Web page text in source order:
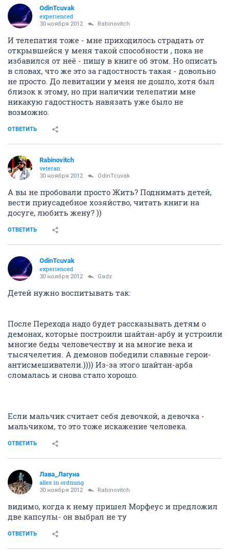
OdinTcuvak
experienced
30 ноября 2012 Rabinovitch
И телепатия тоже - мне приходилось страдать от
открывшейся у меня такой способности , пока не
избавился от неё - пишу в книге об этом. Но описать
в словах, что же это за гадостность такая - довольно
не просто. До левитации у меня не дошло, хотя был
близок к этому, но при наличии телепатии мне
никакую гадостность навязать уже было не
возможно.
ОТВЕТИТЬ
Rabinovitch
veteran
30 ноября 2012 OdinTcuvak
А вы не пробовали просто Жить? Поднимать детей,
вести приусадебное хозяйство, читать книги на
досуге, любить жену? ))
ОТВЕТИТЬ
OdinTcuvak
experienced
30 ноября 2012 Gadz
Детей нужно воспитывать так:
После Перехода надо будет рассказывать детям о
демонах, которые построили шайтан-арбу и устроили
многие беды человечеству и на многие века и
тысячелетия. А демонов победили славные герои-
антисмешиватели.)))) Из-за этого шайтан-арба
сломалась и снова стало хорошо.
Если мальчик считает себя девочкой, а девочка -
мальчиком, то это тоже искажение человека.
ОТВЕТИТЬ
Лава_Лагуна
alles in ordnung
30 ноября 2012 Rabinovitch
видимо, когда к нему пришел Морфеус и предложил
две капсулы- он выбрал не ту
ОТВЕТИТЬ